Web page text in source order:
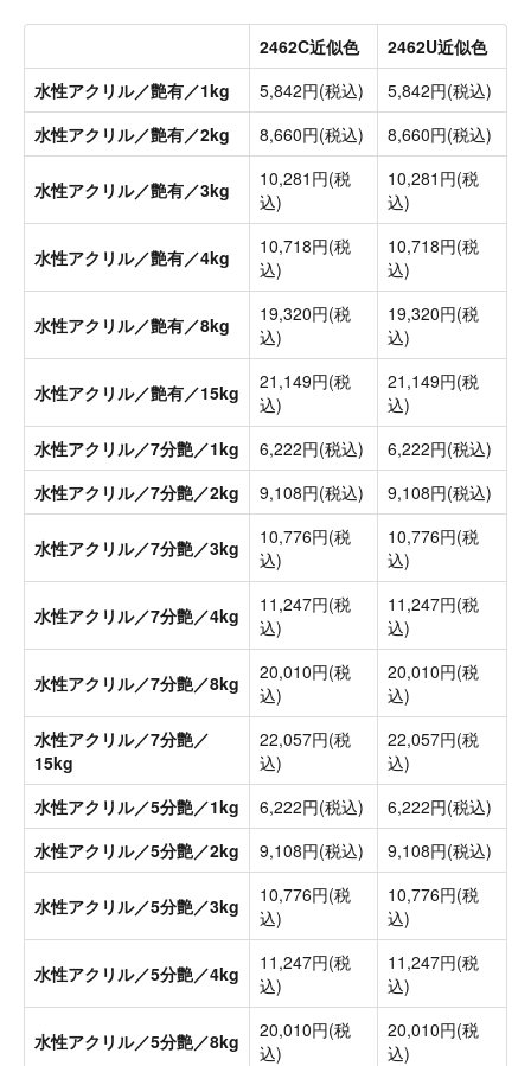
2462C近似色
2462U近似色
水性アクリル／艶有／1kg
5,842円(税込)
5,842円(税込)
水性アクリル／艶有／2kg
8,660円(税込) 8,660円(税込)
水性アクリル／艶有／3kg
10,281円(税
込)
10,281円(税
込)
水性アクリル／艶有／4kg
10,718円(税
込)
10,718円(税
込)
水性アクリル／艶有／8kg
19,320円(税
込)
19,320円(税
込)
水性アクリル／艶有／15kg
21,149円(税
込)
21,149円(税
込)
水性アクリル／7分艶／1kg
6,222円(税込)
6,222円(税込)
水性アクリル／7分艶／2kg
9,108円(税込) 9,108円(税込)
水性アクリル／7分艶／3kg
10,776円(税
込)
10,776円(税
込)
水性アクリル／7分艶／4kg
11,247円(税
込)
11,247円(税
込)
水性アクリル／7分艶／8kg
20,010円(税
込)
20,010円(税
込)
水性アクリル／7分艶／
15kg
22,057円(税
込)
22,057円(税
込)
水性アクリル／5分艶／1kg
6,222円(税込)
6,222円(税込)
水性アクリル／5分艶／2kg
9,108円(税込) 9,108円(税込)
水性アクリル／5分艶／3kg
10,776円(税
込)
10,776円(税
込)
水性アクリル／5分艶／4kg
11,247円(税
込)
11,247円(税
込)
水性アクリル／5分艶／8kg
20,010円(税
込)
20,010円(税
込)